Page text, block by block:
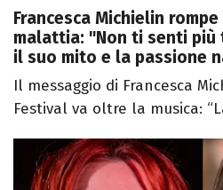
Francesca Michielin
malattia: "Non ti senti più
il suo mito e la passione
Il messaggio di Francesca
Festival va oltre la musica: